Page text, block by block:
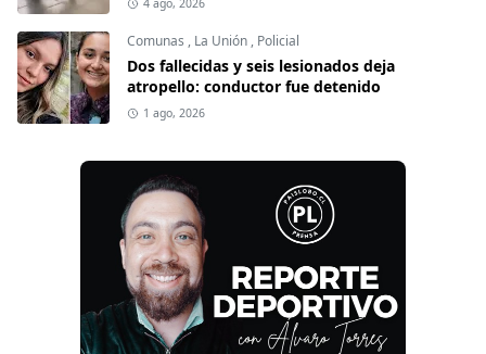
4 ago, 2026
Comunas , La Unión , Policial
Dos fallecidas y seis lesionados deja
atropello: conductor fue detenido
1 ago, 2026